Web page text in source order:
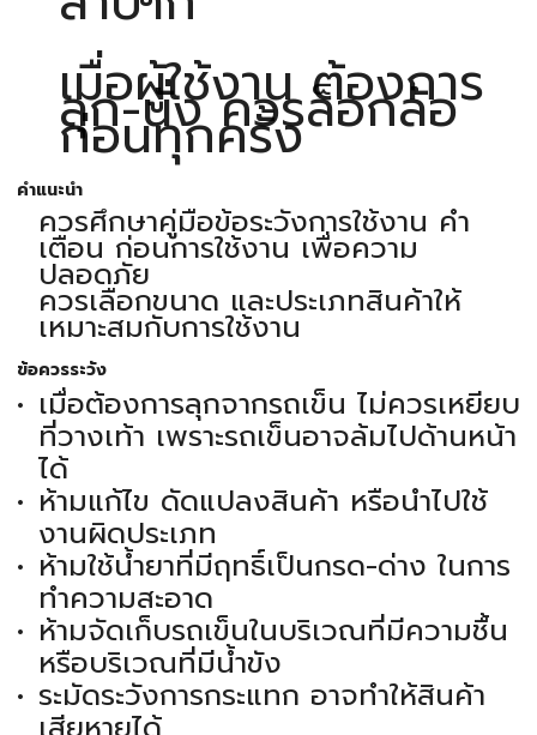
เมื่อผู้ใช้งาน ต้องการ
ลุก-นั่ง ควรล็อกล้อ
ก่อนทุกครั้ง
คำแนะนำ
ควรศึกษาคู่มือข้อระวังการใช้งาน คำ
เตือน ก่อนการใช้งาน เพื่อความ
ปลอดภัย
ควรเลือกขนาด และประเภทสินค้าให้
เหมาะสมกับการใช้งาน
ข้อควรระวัง
เมื่อต้องการลุกจากรถเข็น ไม่ควรเหยียบ
ที่วางเท้า เพราะรถเข็นอาจล้มไปด้านหน้า
ได้
ห้ามแก้ไข ดัดแปลงสินค้า หรือนำไปใช้
งานผิดประเภท
ห้ามใช้น้ำยาที่มีฤทธิ์เป็นกรด-ด่าง ในการ
ทำความสะอาด
ห้ามจัดเก็บรถเข็นในบริเวณที่มีความชื้น
หรือบริเวณที่มีน้ำขัง
ระมัดระวังการกระแทก อาจทำให้สินค้า